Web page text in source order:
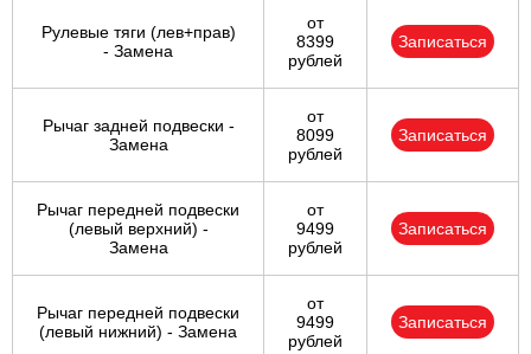
Рулевые тяги (лев+прав)
- Замена
от
8399
рублей
Записаться
Рычаг задней подвески -
Замена
от
8099
рублей
Записаться
Рычаг передней подвески
(левый верхний) -
Замена
от
9499
рублей
Записаться
Рычаг передней подвески
(левый нижний) - Замена
от
9499
рублей
Записаться